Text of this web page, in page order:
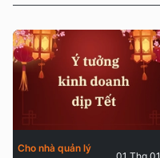
Cho nhà quản lý